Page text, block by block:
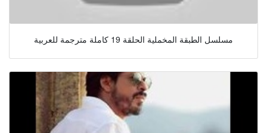
مسلسل الطبقة المخملية الحلقة 19 كاملة مترجمة للعربية